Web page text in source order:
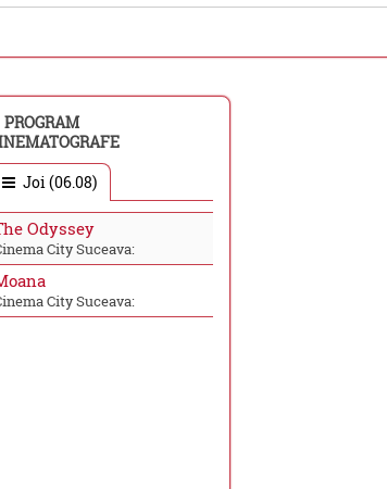
PROGRAM
Joi (06.08)
Odyssey
City Suceava:
City Suceava: